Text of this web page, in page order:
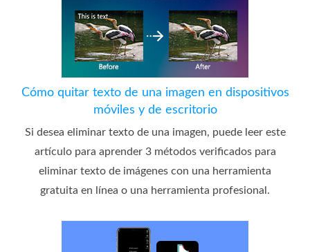
Cómo quitar texto de una imagen en dispositivos
móviles y de escritorio
Si desea eliminar texto de una imagen, puede leer este
artículo para aprender 3 métodos verificados para
eliminar texto de imágenes con una herramienta
gratuita en línea o una herramienta profesional.